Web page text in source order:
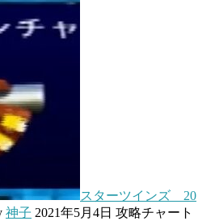
スターツインズ 20
神子 2021年5月4日 攻略チャート